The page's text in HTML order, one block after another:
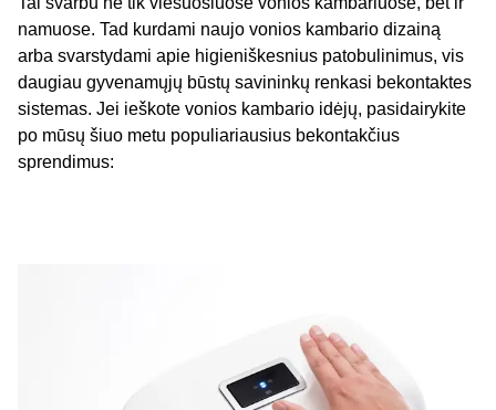
namuose. Tad kurdami naujo vonios kambario dizainą
arba svarstydami apie higieniškesnius patobulinimus, vis
daugiau gyvenamųjų būstų savininkų renkasi bekontaktes
sistemas. Jei ieškote vonios kambario idėjų, pasidairykite
po mūsų šiuo metu populiariausius bekontakčius
sprendimus: